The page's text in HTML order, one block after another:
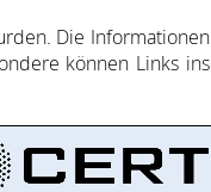
Die In­for­ma­ti­on­en
kön­nen Links ins